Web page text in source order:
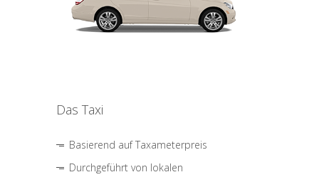
Das Taxi
Basierend auf Taxameterpreis
Durchgeführt von lokalen